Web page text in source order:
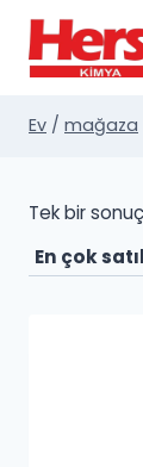
İçeriğe
geç
Ev / mağaza
Tek bir